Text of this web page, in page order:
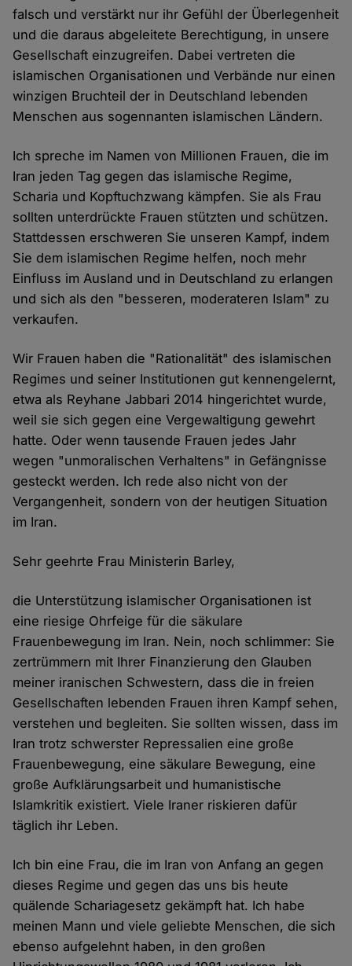
falsch und verstärkt nur ihr Gefühl der Überlegenheit
und die daraus abgeleitete Berechtigung, in unsere
Gesellschaft einzugreifen. Dabei vertreten die
islamischen Organisationen und Verbände nur einen
winzigen Bruchteil der in Deutschland lebenden
Menschen aus sogennanten islamischen Ländern.
Ich spreche im Namen von Millionen Frauen, die im
Iran jeden Tag gegen das islamische Regime,
Scharia und Kopftuchzwang kämpfen. Sie als Frau
sollten unterdrückte Frauen stützten und schützen.
Stattdessen erschweren Sie unseren Kampf, indem
Sie dem islamischen Regime helfen, noch mehr
Einfluss im Ausland und in Deutschland zu erlangen
und sich als den "besseren, moderateren Islam" zu
verkaufen.
Wir Frauen haben die "Rationalität" des islamischen
Regimes und seiner Institutionen gut kennengelernt,
etwa als Reyhane Jabbari 2014 hingerichtet wurde,
weil sie sich gegen eine Vergewaltigung gewehrt
hatte. Oder wenn tausende Frauen jedes Jahr
wegen "unmoralischen Verhaltens" in Gefängnisse
gesteckt werden. Ich rede also nicht von der
Vergangenheit, sondern von der heutigen Situation
im Iran.
Sehr geehrte Frau Ministerin Barley,
die Unterstützung islamischer Organisationen ist
eine riesige Ohrfeige für die säkulare
Frauenbewegung im Iran. Nein, noch schlimmer: Sie
zertrümmern mit Ihrer Finanzierung den Glauben
meiner iranischen Schwestern, dass die in freien
Gesellschaften lebenden Frauen ihren Kampf sehen,
verstehen und begleiten. Sie sollten wissen, dass im
Iran trotz schwerster Repressalien eine große
Frauenbewegung, eine säkulare Bewegung, eine
große Aufklärungsarbeit und humanistische
Islamkritik existiert. Viele Iraner riskieren dafür
täglich ihr Leben.
Ich bin eine Frau, die im Iran von Anfang an gegen
dieses Regime und gegen das uns bis heute
quälende Schariagesetz gekämpft hat. Ich habe
meinen Mann und viele geliebte Menschen, die sich
ebenso aufgelehnt haben, in den großen